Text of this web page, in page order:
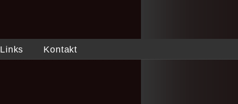
Links Kontakt